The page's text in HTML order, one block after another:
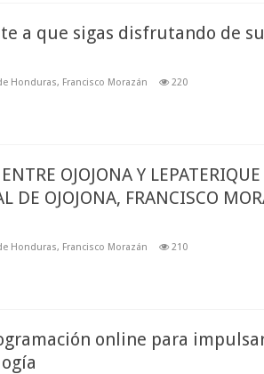
a que sigas disfrutando de
Honduras, Francisco Morazán 220
OJOJONA Y LEPATERIQUE
DE OJOJONA, FRANCISCO
Honduras, Francisco Morazán 210
online para